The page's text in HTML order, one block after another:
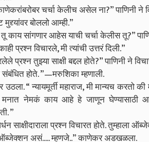
चर्चा केलीच असेल ना?” पाणिनी ने
मुद्द्यांवर बोललो आम्ही.”
तू काय सांगणार आहेस याची चर्चा केलीस तू?”
प्रश्न विचारले, मी त्यांची उत्तरं दिली.”
प्रश्न तुझ्या साक्षी बद्दल होते?” पाणिनी ने
होते. ”—मरुशिका म्हणाली.
“ न्यायमूर्ती महाराज, मी मान्यच करतो
मनात नेमकं काय आहे हे जाणून घेण्यासाठी
”
साक्षीदाराला प्रश्न विचारत होते. तुम्हाला
ऑब्जेक्शन असं..... म्हणजे..” काणेकर अडखळला.